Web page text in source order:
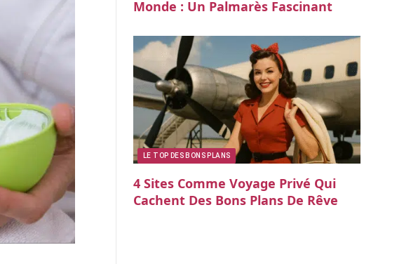
Monde : Un Palmarès Fascinant
LE TOP DES BONS PLANS
4 Sites Comme Voyage Privé Qui
Cachent Des Bons Plans De Rêve